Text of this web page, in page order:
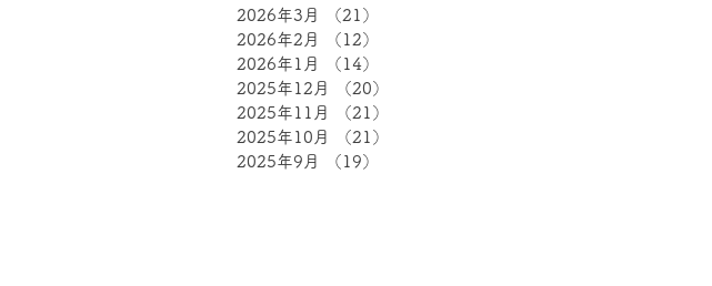
2026年3月
（21）
2026年2月
（12）
2026年1月
（14）
2025年12月
（20）
2025年11月
（21）
2025年10月
（21）
2025年9月
（19）